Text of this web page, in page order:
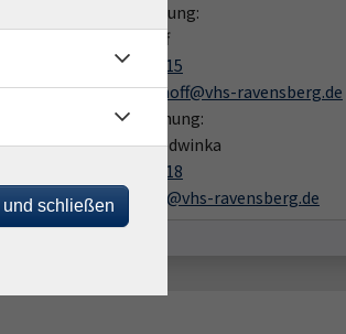
Fachliche Beratung:
Daina Lechthoff
05201 8109-15
daina.lechthoff@vhs-ravensberg.de
Fragen zur Buchung:
Simone Diaz-Ledwinka
05201 8109-18
simone.diaz@vhs-ravensberg.de
schließen